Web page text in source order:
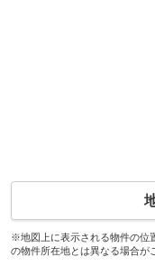
※地図上に表示される物件の位
の物件所在地とは異なる場合が